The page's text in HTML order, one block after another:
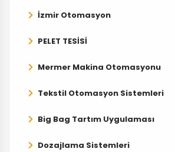
İzmir Otomasyon
PELET TESİSİ
Mermer Makina Otomasyonu
Tekstil Otomasyon Sistemleri
Big Bag Tartım Uygulaması
Dozajlama Sistemleri